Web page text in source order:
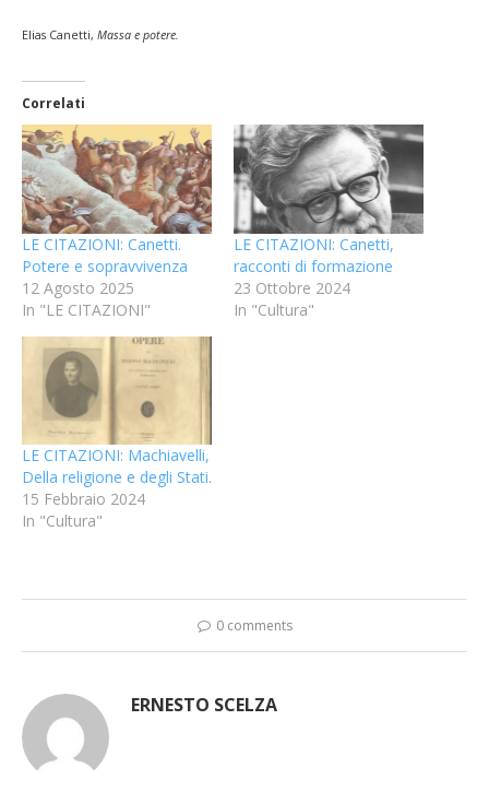
Elias Canetti, Massa e potere.
Correlati
LE CITAZIONI: Canetti.
Potere e sopravvivenza
12 Agosto 2025
In "LE CITAZIONI"
LE CITAZIONI: Canetti,
racconti di formazione
23 Ottobre 2024
In "Cultura"
LE CITAZIONI: Machiavelli,
Della religione e degli Stati.
15 Febbraio 2024
In "Cultura"
0 comments
ERNESTO SCELZA